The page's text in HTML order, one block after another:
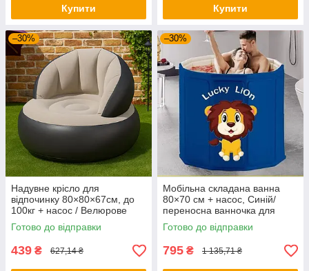
Купити Купити
–30%
Надувне крісло для
відпочинку 80×80×67см, до
100кг + насос / Велюрове
кресло надувне / Крісло-
груша
Готово до відправки
439 ₴ 627,14 ₴
–30%
Мобільна складана ванна
80×70 см + насос, Синій/
переносна ванночка для
купання/Складна ванна для
квартири
Готово до відправки
795 ₴ 1 135,71 ₴